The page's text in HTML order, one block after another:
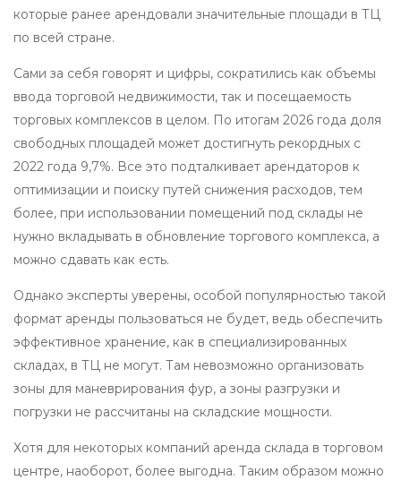
которые ранее арендовали значительные площади в ТЦ
по всей стране.
Сами за себя говорят и цифры, сократились как объемы
ввода торговой недвижимости, так и посещаемость
торговых комплексов в целом. По итогам 2026 года доля
свободных площадей может достигнуть рекордных с
2022 года 9,7%. Все это подталкивает арендаторов к
оптимизации и поиску путей снижения расходов, тем
более, при использовании помещений под склады не
нужно вкладывать в обновление торгового комплекса, а
можно сдавать как есть.
Однако эксперты уверены, особой популярностью такой
формат аренды пользоваться не будет, ведь обеспечить
эффективное хранение, как в специализированных
складах, в ТЦ не могут. Там невозможно организовать
зоны для маневрирования фур, а зоны разгрузки и
погрузки не рассчитаны на складские мощности.
Хотя для некоторых компаний аренда склада в торговом
центре, наоборот, более выгодна. Таким образом можно